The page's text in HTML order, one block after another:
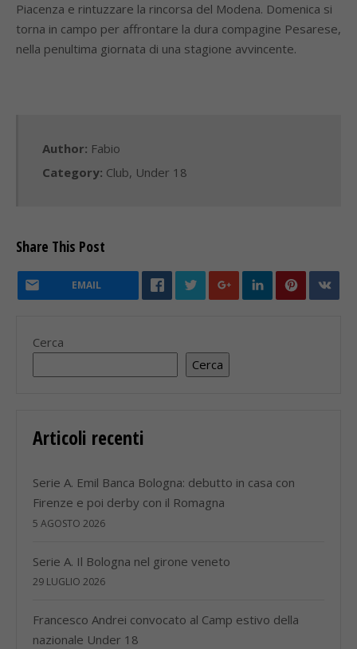
Piacenza e rintuzzare la rincorsa del Modena. Domenica si
torna in campo per affrontare la dura compagine Pesarese,
nella penultima giornata di una stagione avvincente.
Author: Fabio
Category: Club, Under 18
Share This Post
EMAIL
Cerca
Cerca
Articoli recenti
Serie A. Emil Banca Bologna: debutto in casa con
Firenze e poi derby con il Romagna
5 AGOSTO 2026
Serie A. Il Bologna nel girone veneto
29 LUGLIO 2026
Francesco Andrei convocato al Camp estivo della
nazionale Under 18